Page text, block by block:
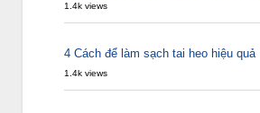
1.4k views
4 Cách để làm sạch tai heo hiệu quả
1.4k views